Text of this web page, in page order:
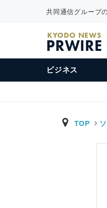
共同通信グループ
KYODO NEWS
PRWIRE
ビジネス
TOP